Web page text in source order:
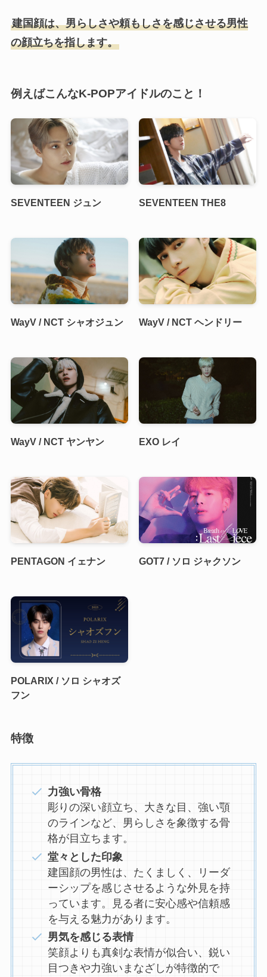
建国顔は、男らしさや頼もしさを感じさせる男性
の顔立ちを指します。
例えばこんなK-POPアイドルのこと！
SEVENTEEN ジュン SEVENTEEN THE8
WayV / NCT シャオジュン WayV / NCT ヘンドリー
WayV / NCT ヤンヤン EXO レイ
PENTAGON イェナン GOT7 / ソロ ジャクソン
POLARIX / ソロ シャオズ
フン
特徴
力強い骨格
彫りの深い顔立ち、大きな目、強い顎
のラインなど、男らしさを象徴する骨
格が目立ちます。
堂々とした印象
建国顔の男性は、たくましく、リーダ
ーシップを感じさせるような外見を持
っています。見る者に安心感や信頼感
を与える魅力があります。
男気を感じる表情
笑顔よりも真剣な表情が似合い、鋭い
目つきや力強いまなざしが特徴的で